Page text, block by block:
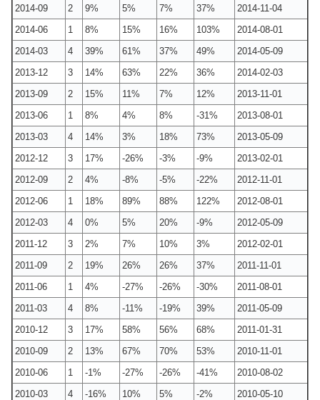
2014-09
2 9% 5% 7% 37%
2014-11-04
2014-06
1 8% 15% 16% 103%
2014-08-01
2014-03
4 39% 61% 37% 49%
2014-05-09
2013-12
3 14% 63% 22% 36%
2014-02-03
2013-09
2 15% 11% 7% 12%
2013-11-01
2013-06
1 8% 4% 8% -31%
2013-08-01
2013-03
4 14% 3% 18% 73%
2013-05-09
2012-12
3 17% -26% -3% -9%
2013-02-01
2012-09
2 4% -8% -5% -22%
2012-11-01
2012-06
1 18% 89% 88% 122%
2012-08-01
2012-03
4 0% 5% 20% -9%
2012-05-09
2011-12
3 2% 7% 10% 3%
2012-02-01
2011-09
2 19% 26% 26% 37%
2011-11-01
2011-06
1 4% -27% -26% -30%
2011-08-01
2011-03
4 8% -11% -19% 39%
2011-05-09
2010-12
3 17% 58% 56% 68%
2011-01-31
2010-09
2 13% 67% 70% 53%
2010-11-01
2010-06
1 -1% -27% -26% -41%
2010-08-02
2010-03
4 -16% 10% 5% -2%
2010-05-10